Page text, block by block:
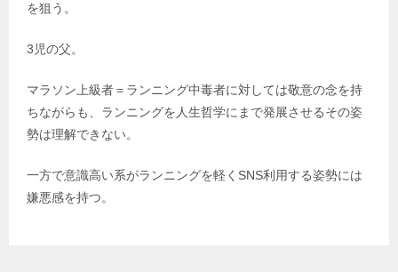
を狙う。
3児の父。
マラソン上級者＝ランニング中毒者に対しては敬意の念を持
ちながらも、ランニングを人生哲学にまで発展させるその姿
勢は理解できない。
一方で意識高い系がランニングを軽くSNS利用する姿勢には
嫌悪感を持つ。